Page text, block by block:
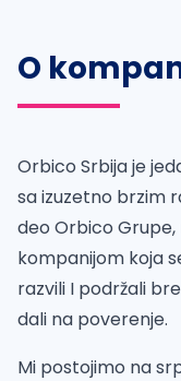
O
Orbico Srbija je
sa izuzetno brzim
deo Orbico
kompanijom koja
razvili I podržali
dali na poverenje.
Mi postojimo na